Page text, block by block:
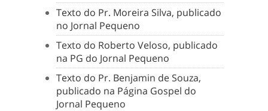
Texto do Pr. Moreira Silva, publicado
no Jornal Pequeno
Texto do Roberto Veloso, publicado
na PG do Jornal Pequeno
Texto do Pr. Benjamin de Souza,
publicado na Página Gospel do
Jornal Pequeno